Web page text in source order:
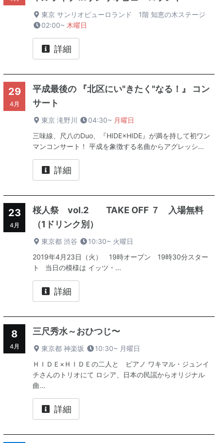
東京 サンリオピューロランド 1階 知恵の木ステージ
02:00~ 木曜日
詳細
29
4月
平成最後の 『北区にい"きたく"なる！』 コン
サート
東京 滝野川 04:30~ 月曜日
三味線、尺八のDuo、『HIDE×HIDE』が満を持して初ワン
マンコンサート！ 平成を象徴する名曲からアグレッシ...
詳細
23
4月
桜人祭 vol.2 TAKE OFF ７ 入場無料
（1ドリンク別）
東京都 渋谷 10:30~ 火曜日
2019年4月23日（火） 19時オープン 19時30分スター
ト 当日の模様は イッツ・...
詳細
8
4月
三尺秀水～おひつじ〜
東京都 神楽坂 10:30~ 月曜日
ＨＩＤＥ×ＨＩＤＥの二人と ピアノ ワキマル・ジュンイ
チさんのトリオにて ロシア、日本の民謡からオリジナル
曲...
詳細